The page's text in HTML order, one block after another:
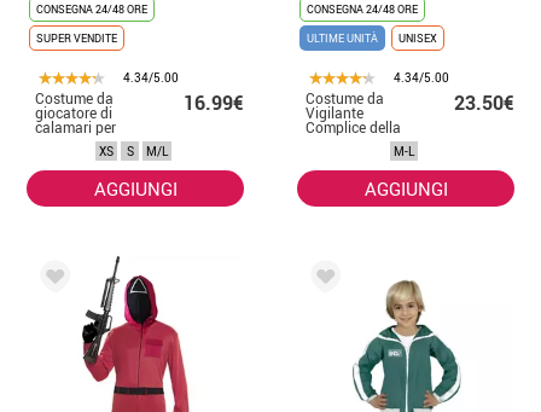
CONSEGNA 24/48 ORE
SUPER VENDITE
4.34/5.00
Costume da
giocatore di
calamari per
16.99€
XS S M/L
AGGIUNGI
CONSEGNA 24/48 ORE
ULTIME UNITÀ
UNISEX
4.34/5.00
Costume da
Vigilante
Complice della
Scimmia Rossa
23.50€
M-L
AGGIUNGI